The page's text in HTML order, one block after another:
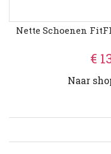
Nette Schoenen
€
Naar